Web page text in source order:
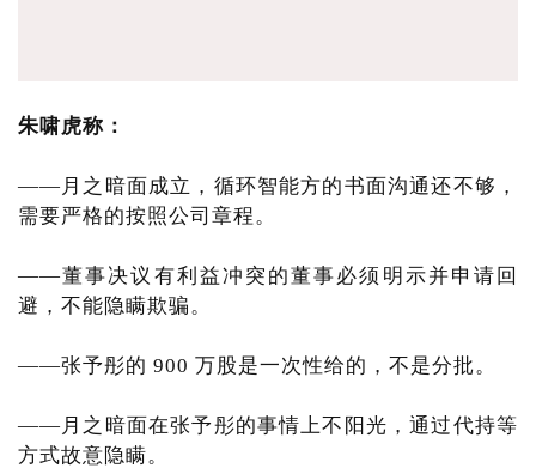
朱啸虎称：
——月之暗面成立，循环智能方的书面沟通还不够，
需要严格的按照公司章程。
——董事决议有利益冲突的董事必须明示并申请回
避，不能隐瞒欺骗。
——张予彤的 900 万股是一次性给的，不是分批。
——月之暗面在张予彤的事情上不阳光，通过代持等
方式故意隐瞒。